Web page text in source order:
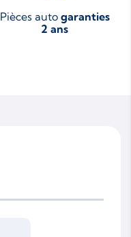
Pièces auto garanties
2 ans